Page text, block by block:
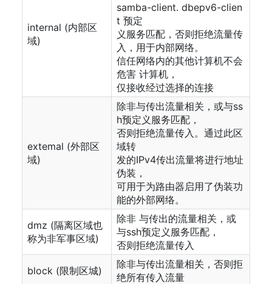
internal (内部区
域)
samba-client. dbepv6-clien
t 预定
义服务匹配，否则拒绝流量传
入，用于内部网络。
信任网络内的其他计算机不会
危害 计算机，
仅接收经过选择的连接
extemal (外部区
域)
除非与传出流量相关，或与ss
h预定义服务匹配，
否则拒绝流量传入。通过此区
域转
发的IPv4传出流量将进行地址
伪装，
可用于为路由器启用了伪装功
能的外部网络。
dmz (隔离区域也
称为非军事区域)
除非 与传出的流量相关，或
与ssh预定义服务匹配，
否则拒绝流量传入
block (限制区城)
除非与传出流量相关，否则拒
绝所有传入流量